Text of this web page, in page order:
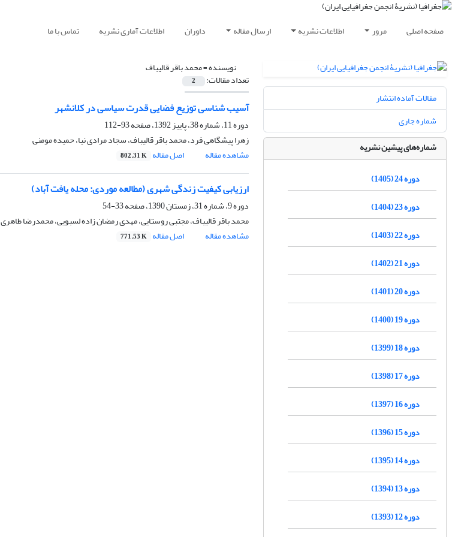
صفحه اصلی مرور اطلاعات نشریه ارسال مقاله داوران اطلاعات آماری نشریه تماس با ما
نویسنده =محمد باقر قالیباف
تعداد مقالات: 2
آسیب شناسی توزیع فضایی قدرت سیاسی در کلانشهر
دوره 11، شماره 38، پاییز 1392، صفحه
93-112
زهرا پیشگاهی فرد، محمد باقر قالیباف، سجاد مرادی نیا، حمیده مومنی
مشاهده مقاله
اصل مقاله 802.31 K
ارزیابی کیفیت زندگی شهری (مطالعه موردی: محله یافت آباد)
دوره 9، شماره 31، زمستان 1390، صفحه
33-54
محمد باقر قالیباف، مجتبی روستایی، مهدی رمضان زاده لسبویی، محمدرضا طاهری
مشاهده مقاله
اصل مقاله 771.53 K
مقالات آماده انتشار
شماره جاری
شماره‌های پیشین نشریه
دوره 24 (1405)
دوره 23 (1404)
دوره 22 (1403)
دوره 21 (1402)
دوره 20 (1401)
دوره 19 (1400)
دوره 18 (1399)
دوره 17 (1398)
دوره 16 (1397)
دوره 15 (1396)
دوره 14 (1395)
دوره 13 (1394)
دوره 12 (1393)